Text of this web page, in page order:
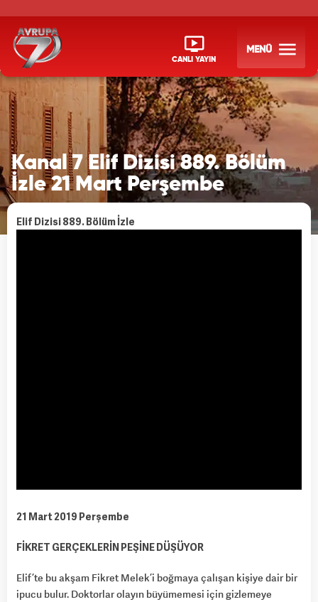
CANLI YAYIN
MENÜ
Kanal 7 Elif Dizisi 889. Bölüm
İzle 21 Mart Perşembe
Elif Dizisi 889. Bölüm İzle
21 Mart 2019 Perşembe
FİKRET GERÇEKLERİN PEŞİNE DÜŞÜYOR
Elif’te bu akşam Fikret Melek’i boğmaya çalışan kişiye dair bir
ipucu bulur. Doktorlar olayın büyümemesi için gizlemeye